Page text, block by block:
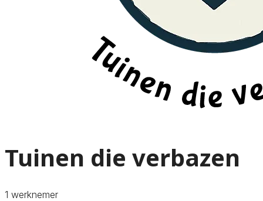
Tuinen die verbazen
1 werknemer